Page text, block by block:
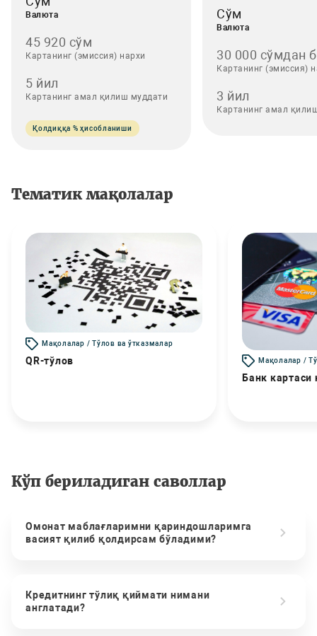
Валюта
45 920 сўм
Картанинг (эмиссия) нархи
5 йил
Картанинг амал қилиш муддати
Қолдиққа % ҳисобланиши
Сўм
Валюта
30 000 сўмдан
Картанинг (эмиссия)
3 йил
Картанинг амал
Тематик мақолалар
Мақолалар / Тўлов ва ўтказмалар
QR-тўлов Мақолалар /
Банк картаси
Кўп бериладиган саволлар
Омонат маблағларимни қариндошларимга
васият қилиб қолдирсам бўладими?
Кредитнинг тўлиқ қиймати нимани
англатади?